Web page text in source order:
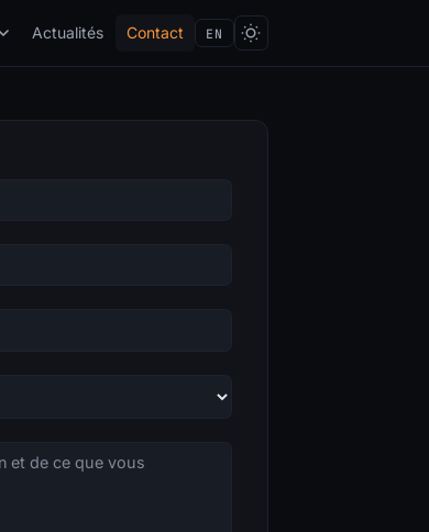
Actualités Contact EN